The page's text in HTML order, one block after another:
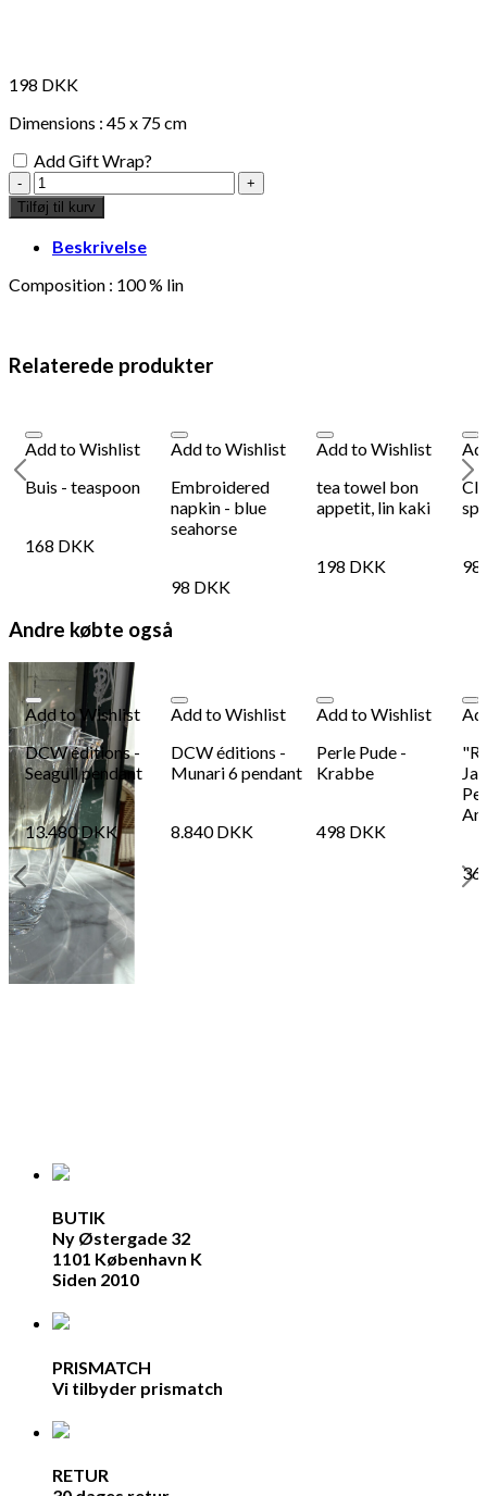
198 DKK
Dimensions : 45 x 75 cm
Add Gift Wrap?
tea
towel
bon
appetit,
rouge
Tilføj til kurv
Beskrivelse
Composition : 100 % lin
Relaterede produkter
Add to Wishlist
Buis - teaspoon
168 DKK
Add to Wishlist
Embroidered
napkin - blue
seahorse
98 DKK
Add to Wishlist
tea towel bon
appetit, lin kaki
198 DKK 98
Andre købte også
Add to Wishlist
DCW éditions -
Seagull pendant
13.480DKK
Add to Wishlist
DCW éditions -
Munari 6 pendant
8.840DKK
Add to Wishlist
Perle Pude -
Krabbe
498 DKK
BUTIK
Ny Østergade 32
1101 København K
Siden 2010
PRISMATCH
Vi tilbyder prismatch
RETUR